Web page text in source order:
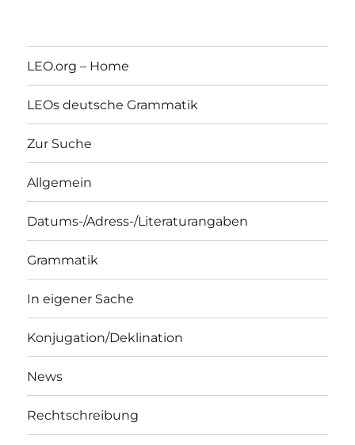
LEO.org – Home
LEOs deutsche Grammatik
Zur Suche
Allgemein
Datums-/Adress-/Literaturangaben
Grammatik
In eigener Sache
Konjugation/Deklination
News
Rechtschreibung